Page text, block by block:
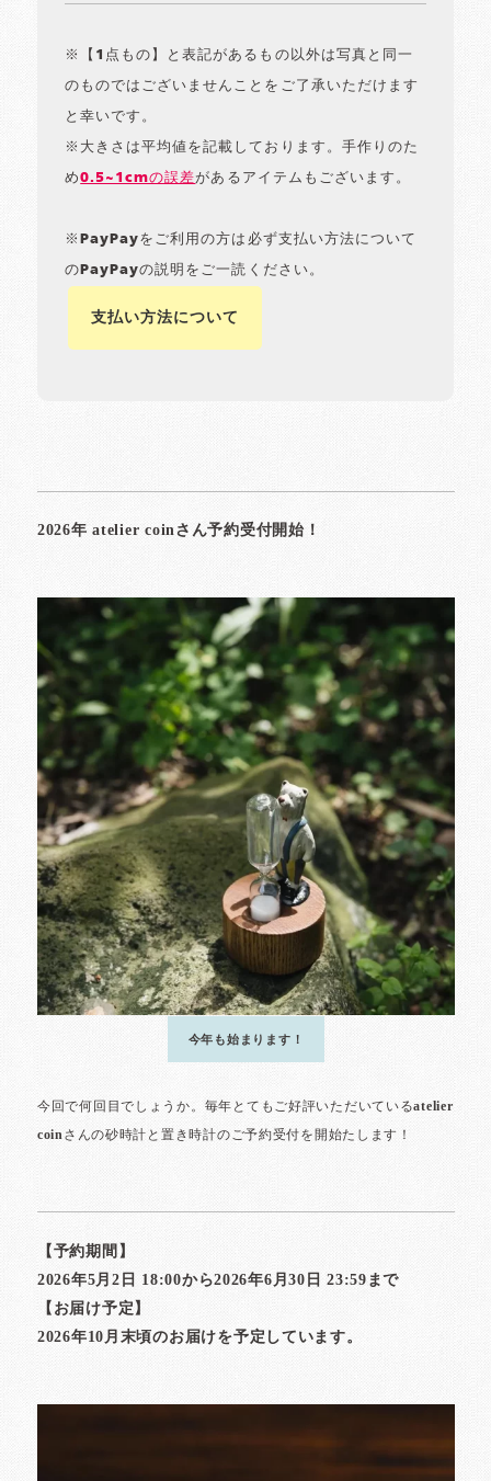
※【1点もの】と表記があるもの以外は写真と同一
のものではございませんことをご了承いただけます
と幸いです。
※大きさは平均値を記載しております。手作りのた
め0.5~1cmの誤差があるアイテムもございます。
※PayPayをご利用の方は必ず支払い方法について
のPayPayの説明をご一読ください。
支払い方法について